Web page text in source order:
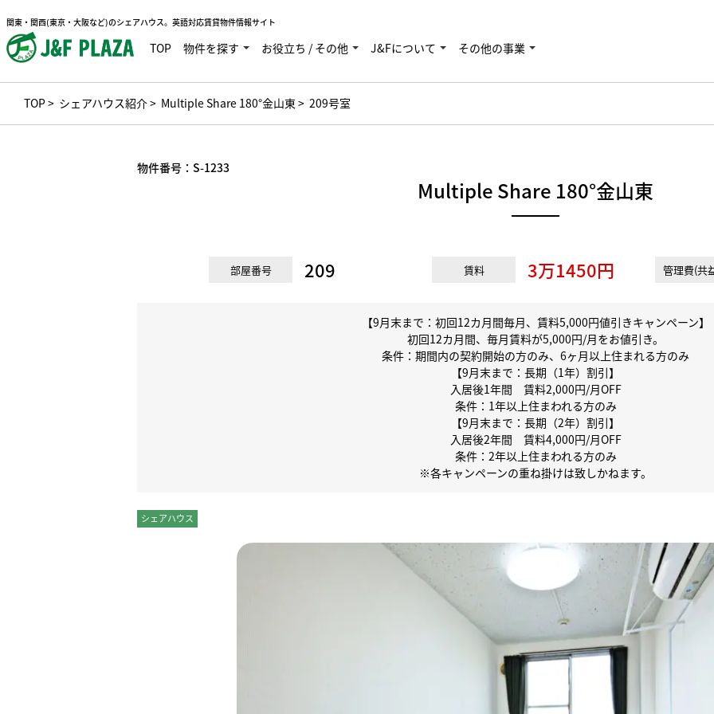
関東・関西(東京・大阪など)のシェアハウス。英語対応賃貸物件情報サイト
TOP 物件を探す お役立ち / その他 J&Fについて その他の事業
TOP> シェアハウス紹介> Multiple Share 180°金山東> 209号室
物件番号： S-1233
Multiple Share 180°金山東
部屋番号 209 賃料 3万1450円 管理費(共
【9月末まで：初回12カ月間毎月、賃料5,000円値引きキャンペーン】
初回12カ月間、毎月賃料が5,000円/月をお値引き。
条件：期間内の契約開始の方のみ、6ヶ月以上住まれる方のみ
【9月末まで：長期（1年）割引】
入居後1年間 賃料2,000円/月OFF
条件：1年以上住まわれる方のみ
【9月末まで：長期（2年）割引】
入居後2年間 賃料4,000円/月OFF
条件：2年以上住まわれる方のみ
※各キャンペーンの重ね掛けは致しかねます。
シェアハウス